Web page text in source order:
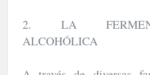
2. LA
ALCOHÓLICA